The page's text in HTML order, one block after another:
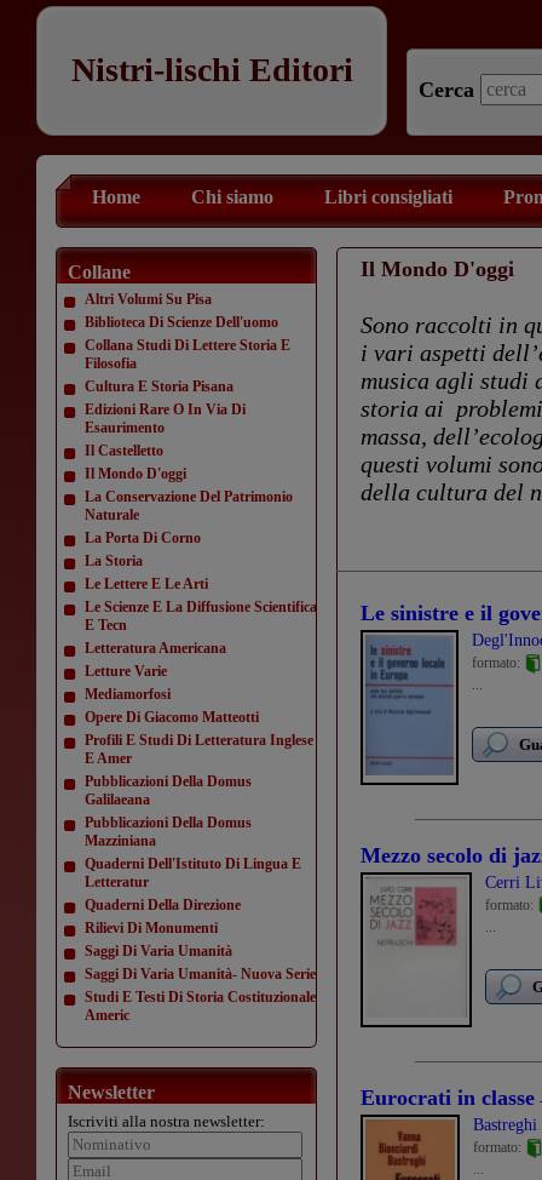
Nistri-lischi Editori
Cerca
Home Chi siamo Libri consigliati
Collane
Altri Volumi Su Pisa
Biblioteca Di Scienze Dell'uomo
Collana Studi Di Lettere Storia E
Filosofia
Cultura E Storia Pisana
Edizioni Rare O In Via Di
Esaurimento
Il Castelletto
Il Mondo D'oggi
La Conservazione Del Patrimonio
Naturale
La Porta Di Corno
La Storia
Le Lettere E Le Arti
Le Scienze E La Diffusione Scientifica
E Tecn
Letteratura Americana
Letture Varie
Mediamorfosi
Opere Di Giacomo Matteotti
Profili E Studi Di Letteratura Inglese
E Amer
Pubblicazioni Della Domus
Galilaeana
Pubblicazioni Della Domus
Mazziniana
Quaderni Dell'Istituto Di Lingua E
Letteratur
Quaderni Della Direzione
Rilievi Di Monumenti
Saggi Di Varia Umanità
Saggi Di Varia Umanità- Nuova Serie
Studi E Testi Di Storia Costituzionale
Americ
Newsletter
Iscriviti alla nostra newsletter:
Il Mondo D'oggi
Sono raccolti in
i vari aspetti
musica agli studi
storia ai
massa,
questi volumi
della cultura del
Le sinistre e il
formato:
...
Mezzo secolo di
Cerri
formato:
...
Eurocrati in classe
Bastreghi
formato:
...